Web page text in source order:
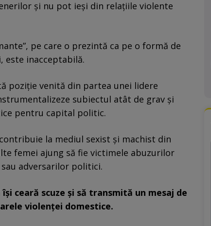
și nu pot ieși din relațiile violente
pe care o prezintă ca pe o formă de
este inacceptabilă.
poziție venită din partea unei lidere
subiectul atât de grav și
pentru capital politic.
la mediul sexist și machist din
femei ajung să fie victimele abuzurilor
adversarilor politici.
ceară scuze și să transmită un mesaj de
violenței domestice.